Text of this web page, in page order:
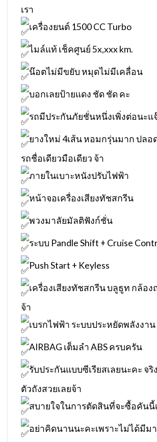
เรา
เครื่องยนต์ 1500 CC Turbo
ไมล์แท้ เช็คศูนย์ 5x,xxx km.
น๊อตไม่มีขยับ หมุดไม่มีเคลื่อน
บอกเลยป้ายแดง ชัด ชัด คะ
รถมีประกันภัยชั่นหนึ่งเพิ่งต่อนะแ
ยางใหม่ 4เส้น หอมกรุ่นมาก ปลอ
รถชื่อเดียวมือเดียว จ้า
ภายในเบาะหนังปรับไฟฟ้า
หน้าจอเครื่องเสียงทัชสกรีน
พวงมาลัยมัลติฟังก์ชั่น
ระบบ Pandle Shift + Cruise
Push Start + Keyless
เครื่องเสียงทัชสกรีน บลูธูท กล้อ
จ้า
เบรกไฟฟ้า ระบบประหยัดพลังงาน
AIRBAG เต็มลำ ABS ครบครัน
รับประกันแบบซีเรียสเลยนะคะ จริ
ตัวถังสวยเลยจ้า
สบายใจในการตัดสินที่จะซื้อคันนี้
อย่าคิดนานนะคะเพราะไม่ได้มีมา